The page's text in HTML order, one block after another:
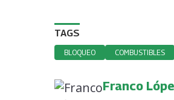
TAGS
BLOQUEO COMBUSTIBLES
Franco